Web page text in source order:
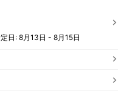
日: 8月13日 - 8月15日